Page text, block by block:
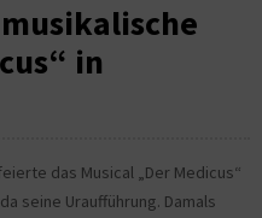
in
das Musical „Der Medicus“
seine Uraufführung. Damals